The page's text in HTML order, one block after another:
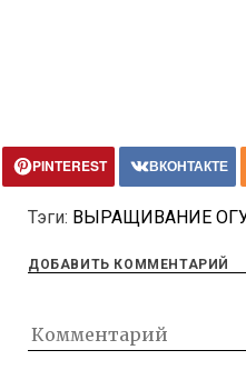
PINTEREST ВКОНТАКТЕ
Тэги: ВЫРАЩИВАНИЕ
ДОБАВИТЬ КОММЕНТАРИЙ